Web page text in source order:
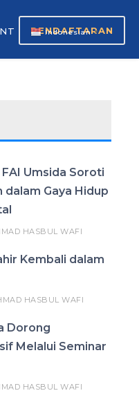
Indonesian ▼
PENDAFTARAN
Umsida Soroti
dalam Gaya Hidup
HASBUL WAFI
Kembali dalam
HASBUL WAFI
Dorong
Melalui Seminar
HASBUL WAFI